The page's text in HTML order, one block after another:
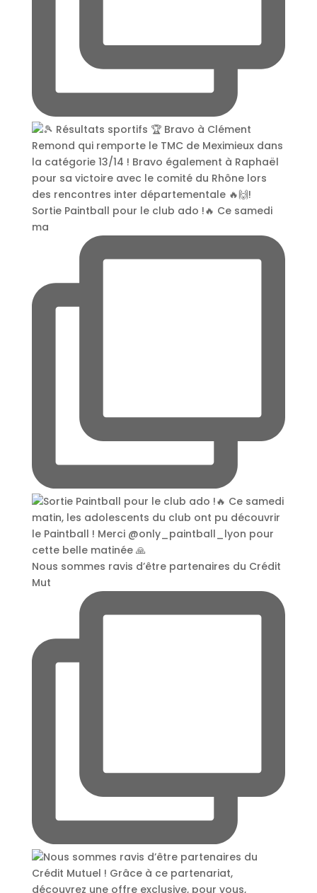
Sortie Paintball pour le club ado !🔥 Ce samedi
ma
Nous sommes ravis d’être partenaires du Crédit
Mut